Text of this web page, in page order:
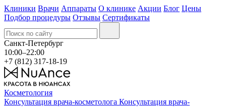
Клиники Врачи Аппараты О клинике Акции Блог Цены
Подбор процедуры Отзывы Сертификаты
Санкт-Петербург
10:00–22:00
+7 (812) 317-18-19
Косметология
Консультация врача-косметолога Консультация врача-